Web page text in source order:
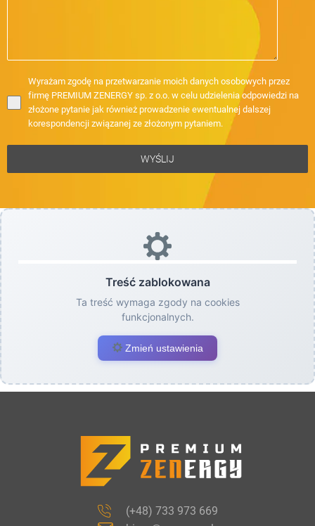
Wyrażam zgodę na przetwarzanie moich danych osobowych przez
firmę PREMIUM ZENERGY sp. z o.o. w celu udzielenia odpowiedzi na
złożone pytanie jak również prowadzenie ewentualnej dalszej
korespondencji związanej ze złożonym pytaniem.
WYŚLIJ
Treść zablokowana
Ta treść wymaga zgody na cookies
funkcjonalnych.
Zmień ustawienia
(+48) 733 973 669